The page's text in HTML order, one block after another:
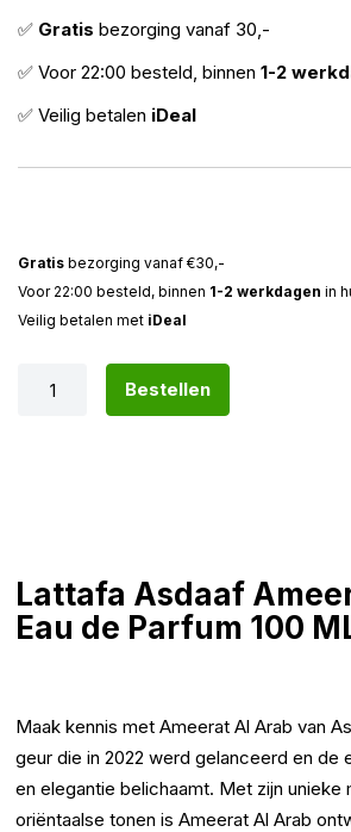
gallerij
✅ Gratis bezorging vanaf 30,-
✅ Voor 22:00 besteld, binnen 1-2
✅ Veilig betalen iDeal
Gratis bezorging vanaf €30,-
Voor 22:00 besteld, binnen 1-2 werkdagen in
Veilig betalen met iDeal
Bestellen
Lattafa Asdaaf
Eau de Parfum 100
Maak kennis met Ameerat Al Arab van
geur die in 2022 werd gelanceerd en de
en elegantie belichaamt. Met zijn unieke
oriëntaalse tonen is Ameerat Al Arab